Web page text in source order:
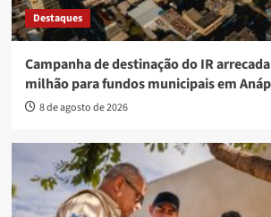
Destaques
Campanha de destinação do IR
milhão para fundos municipais em
8 de agosto de 2026